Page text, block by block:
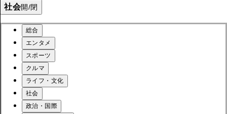
社会開/閉
総合
エンタメ
スポーツ
クルマ
ライフ・文化
社会
政治・国際